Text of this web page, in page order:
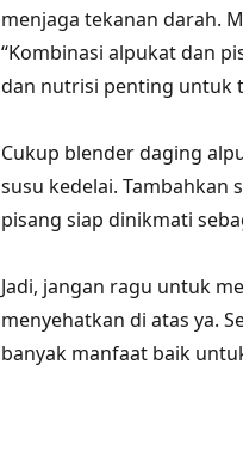
menjaga tekanan darah.
“Kombinasi alpukat dan
dan nutrisi penting untuk
Cukup blender daging
susu kedelai. Tambahkan
pisang siap dinikmati
Jadi, jangan ragu untuk
menyehatkan di atas ya.
banyak manfaat baik